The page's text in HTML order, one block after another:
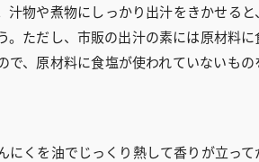
汁物や煮物にしっかり出汁をきかせると
。ただし、市販の出汁の素には原材料に
で、原材料に食塩が使われていないもの
にくを油でじっくり熱して香りが立って